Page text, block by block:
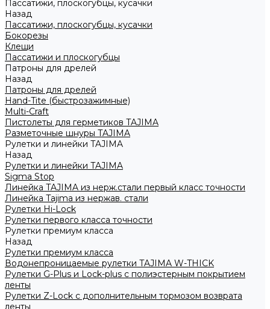
Пассатижи, плоскогубцы, кусачки
Назад
Пассатижи, плоскогубцы, кусачки
Бокорезы
Клещи
Пассатижи и плоскогубцы
Патроны для дрелей
Назад
Патроны для дрелей
Hand-Tite (быстрозажимные)
Multi-Craft
Пистолеты для герметиков TAJIMA
Разметочные шнуры TAJIMA
Рулетки и линейки TAJIMA
Назад
Рулетки и линейки TAJIMA
Sigma Stop
Линейка TAJIMA из нерж.стали первый класс точности
Линейка Tajima из нержав. стали
Рулетки Hi-Lock
Рулетки первого класса точности
Рулетки премиум класса
Назад
Рулетки премиум класса
Водонепроницаемые рулетки TAJIMA W-THICK
Рулетки G-Plus и Lock-plus с полиэстерным покрытием
ленты
Рулетки Z-Lock с дополнительным тормозом возврата
ленты